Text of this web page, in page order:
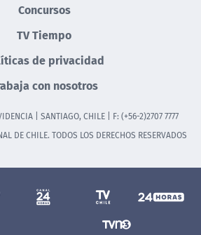
Concursos
TV Tiempo
de privacidad
con nosotros
| SANTIAGO, CHILE | F: (+56-2)2707 7777
DE CHILE. TODOS LOS DERECHOS RESERVADOS